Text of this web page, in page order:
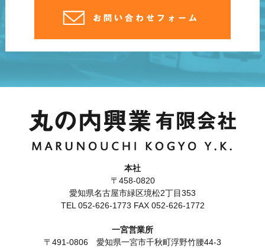
本社
〒458-0820
愛知県名古屋市緑区境松2丁目353
TEL 052-626-1773 FAX 052-626-1772
一宮営業所
〒491-0806 愛知県一宮市千秋町浮野竹腰44-3